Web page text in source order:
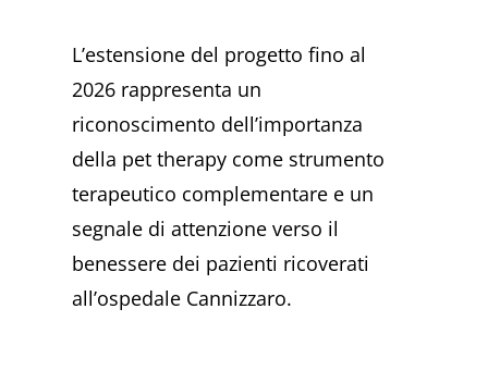
L’estensione del progetto fino al
2026 rappresenta un
riconoscimento dell’importanza
della pet therapy come strumento
terapeutico complementare e un
segnale di attenzione verso il
benessere dei pazienti ricoverati
all’ospedale Cannizzaro.